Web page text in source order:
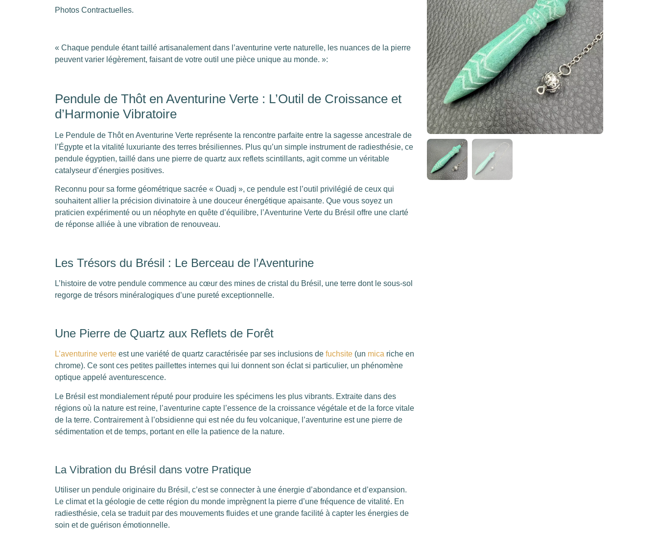
Photos Contractuelles.
« Chaque pendule étant taillé artisanalement dans l’aventurine verte naturelle, les nuances de la pierre
peuvent varier légèrement, faisant de votre outil une pièce unique au monde. »:
Pendule de Thôt en Aventurine Verte : L’Outil de Croissance et
d’Harmonie Vibratoire
Le Pendule de Thôt en Aventurine Verte représente la rencontre parfaite entre la sagesse ancestrale de
l’Égypte et la vitalité luxuriante des terres brésiliennes. Plus qu’un simple instrument de radiesthésie, ce
pendule égyptien, taillé dans une pierre de quartz aux reflets scintillants, agit comme un véritable
catalyseur d’énergies positives.
Reconnu pour sa forme géométrique sacrée « Ouadj », ce pendule est l’outil privilégié de ceux qui
souhaitent allier la précision divinatoire à une douceur énergétique apaisante. Que vous soyez un
praticien expérimenté ou un néophyte en quête d’équilibre, l’Aventurine Verte du Brésil offre une clarté
de réponse alliée à une vibration de renouveau.
Les Trésors du Brésil : Le Berceau de l’Aventurine
L’histoire de votre pendule commence au cœur des mines de cristal du Brésil, une terre dont le sous-sol
regorge de trésors minéralogiques d’une pureté exceptionnelle.
Une Pierre de Quartz aux Reflets de Forêt
L’aventurine verte est une variété de quartz caractérisée par ses inclusions de fuchsite (un mica riche en
chrome). Ce sont ces petites paillettes internes qui lui donnent son éclat si particulier, un phénomène
optique appelé aventurescence.
Le Brésil est mondialement réputé pour produire les spécimens les plus vibrants. Extraite dans des
régions où la nature est reine, l’aventurine capte l’essence de la croissance végétale et de la force vitale
de la terre. Contrairement à l’obsidienne qui est née du feu volcanique, l’aventurine est une pierre de
sédimentation et de temps, portant en elle la patience de la nature.
La Vibration du Brésil dans votre Pratique
Utiliser un pendule originaire du Brésil, c’est se connecter à une énergie d’abondance et d’expansion.
Le climat et la géologie de cette région du monde imprègnent la pierre d’une fréquence de vitalité. En
radiesthésie, cela se traduit par des mouvements fluides et une grande facilité à capter les énergies de
soin et de guérison émotionnelle.